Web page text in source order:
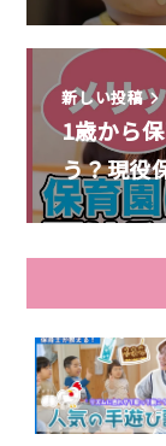
新しい投稿
1歳から
う？現役